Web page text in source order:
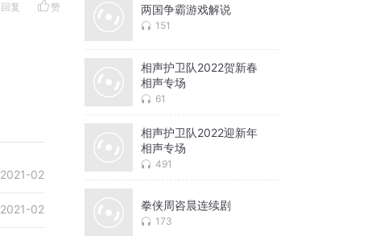
回复 赞
2021-02
2021-02
两国争霸游戏解说
151
相声护卫队2022贺新春
相声专场
61
相声护卫队2022迎新年
相声专场
491
拳侠周咨晨连续剧
173